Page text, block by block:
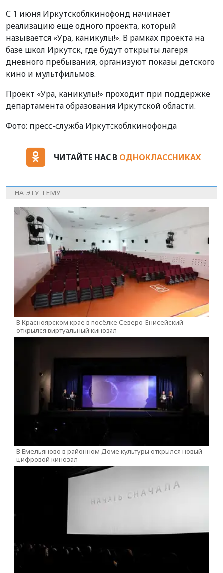
С 1 июня Иркутскоблкинофонд начинает
реализацию еще одного проекта, который
называется «Ура, каникулы!». В рамках проекта на
базе школ Иркутск, где будут открыты лагеря
дневного пребывания, организуют показы детского
кино и мультфильмов.
Проект «Ура, каникулы!» проходит при поддержке
департамента образования Иркутской области.
Фото: пресс-служба Иркутскоблкинофонда
ЧИТАЙТЕ НАС В ОДНОКЛАССНИКАХ
НА ЭТУ ТЕМУ
В Красноярском крае в посёлке Северо-Енисейский
открылся виртуальный кинозал
В Емельяново в районном Доме культуры открылся новый
цифровой кинозал